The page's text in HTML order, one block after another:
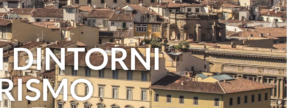
DINTORNI